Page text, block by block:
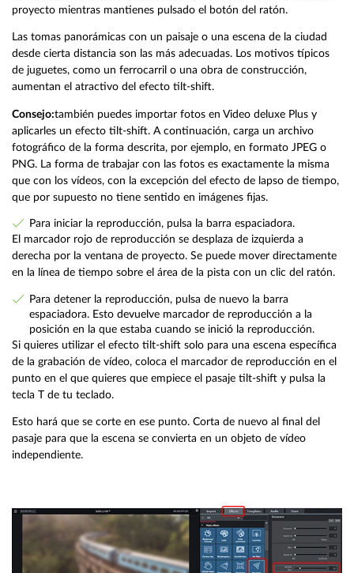
proyecto mientras mantienes pulsado el botón del ratón.
Las tomas panorámicas con un paisaje o una escena de la ciudad
desde cierta distancia son las más adecuadas. Los motivos típicos
de juguetes, como un ferrocarril o una obra de construcción,
aumentan el atractivo del efecto tilt-shift.
Consejo:también puedes importar fotos en Video deluxe Plus y
aplicarles un efecto tilt-shift. A continuación, carga un archivo
fotográfico de la forma descrita, por ejemplo, en formato JPEG o
PNG. La forma de trabajar con las fotos es exactamente la misma
que con los vídeos, con la excepción del efecto de lapso de tiempo,
que por supuesto no tiene sentido en imágenes fijas.
Para iniciar la reproducción, pulsa la barra espaciadora.
El marcador rojo de reproducción se desplaza de izquierda a
derecha por la ventana de proyecto. Se puede mover directamente
en la línea de tiempo sobre el área de la pista con un clic del ratón.
Para detener la reproducción, pulsa de nuevo la barra
espaciadora. Esto devuelve marcador de reproducción a la
posición en la que estaba cuando se inició la reproducción.
Si quieres utilizar el efecto tilt-shift solo para una escena específica
de la grabación de vídeo, coloca el marcador de reproducción en el
punto en el que quieres que empiece el pasaje tilt-shift y pulsa la
tecla T de tu teclado.
Esto hará que se corte en ese punto. Corta de nuevo al final del
pasaje para que la escena se convierta en un objeto de vídeo
independiente.